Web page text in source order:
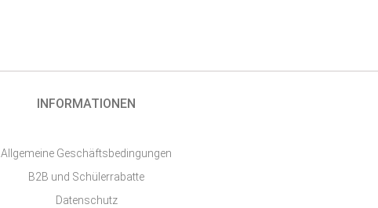
INFORMATIONEN
Allgemeine Geschäftsbedingungen
B2B und Schülerrabatte
Datenschutz